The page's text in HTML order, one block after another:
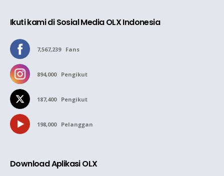
Ikuti kami di Sosial Media OLX Indonesia
7,567,239 Fans
894,000 Pengikut
187,400 Pengikut
198,000 Pelanggan
Download Aplikasi OLX